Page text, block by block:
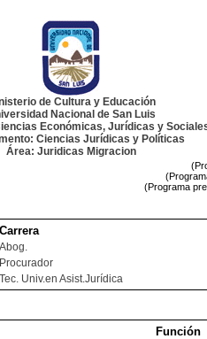
de Cultura y Educación
Nacional de San Luis
Económicas, Jurídicas y
Ciencias Jurídicas y Políticas
Área: Juridicas Migracion
(Programa
Carrera
Abog.
Procurador
Tec. Univ.en Asist.Jurídica
Función